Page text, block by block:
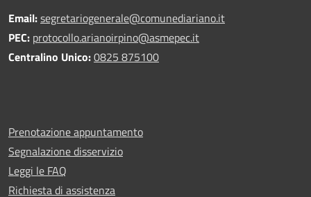
Email:segretariogenerale@comunediariano.it
PEC: protocollo.arianoirpino@asmepec.it
Centralino Unico:0825 875100
Prenotazione appuntamento
Segnalazione disservizio
Leggi le FAQ
Richiesta di assistenza